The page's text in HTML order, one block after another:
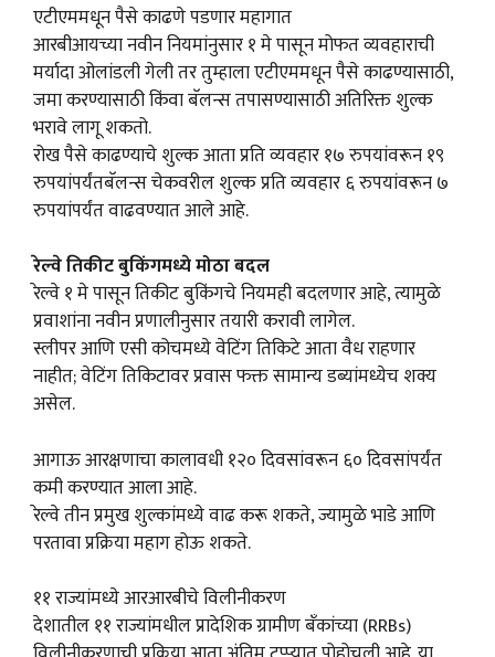
एटीएममधून पैसे काढणे पडणार महागात
आरबीआयच्या नवीन नियमांनुसार १ मे पासून मोफत व्यवहाराची
मर्यादा ओलांडली गेली तर तुम्हाला एटीएममधून पैसे काढण्यासाठी,
जमा करण्यासाठी किंवा बॅलन्स तपासण्यासाठी अतिरिक्त शुल्क
भरावे लागू शकतो.
रोख पैसे काढण्याचे शुल्क आता प्रति व्यवहार १७ रुपयांवरून १९
रुपयांपर्यंतबॅलन्स चेकवरील शुल्क प्रति व्यवहार ६ रुपयांवरून ७
रुपयांपर्यंत वाढवण्यात आले आहे.
रेल्वे तिकीट बुकिंगमध्ये मोठा बदल
रेल्वे १ मे पासून तिकीट बुकिंगचे नियमही बदलणार आहे, त्यामुळे
प्रवाशांना नवीन प्रणालीनुसार तयारी करावी लागेल.
स्लीपर आणि एसी कोचमध्ये वेटिंग तिकिटे आता वैध राहणार
नाहीत; वेटिंग तिकिटावर प्रवास फक्त सामान्य डब्यांमध्येच शक्य
असेल.
आगाऊ आरक्षणाचा कालावधी १२० दिवसांवरून ६० दिवसांपर्यंत
कमी करण्यात आला आहे.
रेल्वे तीन प्रमुख शुल्कांमध्ये वाढ करू शकते, ज्यामुळे भाडे आणि
परतावा प्रक्रिया महाग होऊ शकते.
११ राज्यांमध्ये आरआरबीचे विलीनीकरण
देशातील ११ राज्यांमधील प्रादेशिक ग्रामीण बँकांच्या (RRBs)